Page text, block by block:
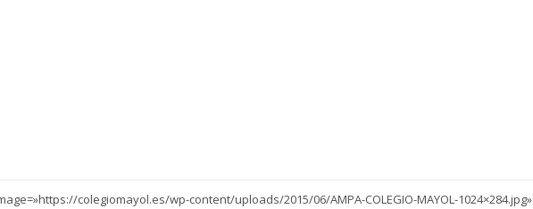
colegiomayol.es/wp-content/uploads/2015/06/AMPA-COLEGIO-MAYOL-1024×284.jpg»